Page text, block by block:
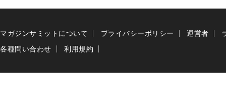
マガジンサミットについて プライバシーポリシー 運営者
各種問い合わせ
利用規約